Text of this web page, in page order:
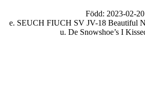
Född: 2023-02-20
e. SEUCH FIUCH SV JV-18 Beautiful
u. De Snowshoe’s I